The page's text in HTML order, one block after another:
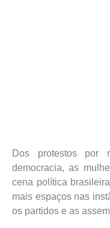
Dos protestos por
democracia, as
cena política
mais espaços nas
os partidos e as